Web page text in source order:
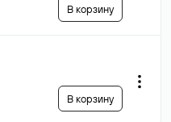
В корзину
В корзину